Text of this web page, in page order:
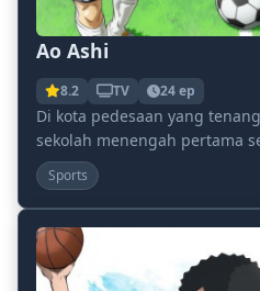
Ao Ashi
8.2 TV 24 ep
Di kota pedesaan yang
sekolah menengah pertama
satu pemain: Ashito Aoi.
Sports